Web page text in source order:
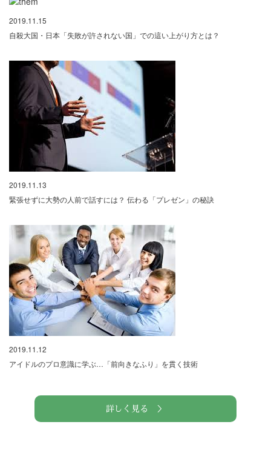
2019.11.15
自殺大国・日本「失敗が許されない国」での這い上がり方とは？
2019.11.13
緊張せずに大勢の人前で話すには？ 伝わる「プレゼン」の秘訣
2019.11.12
アイドルのプロ意識に学ぶ…「前向きなふり」を貫く技術
詳しく見る ＞